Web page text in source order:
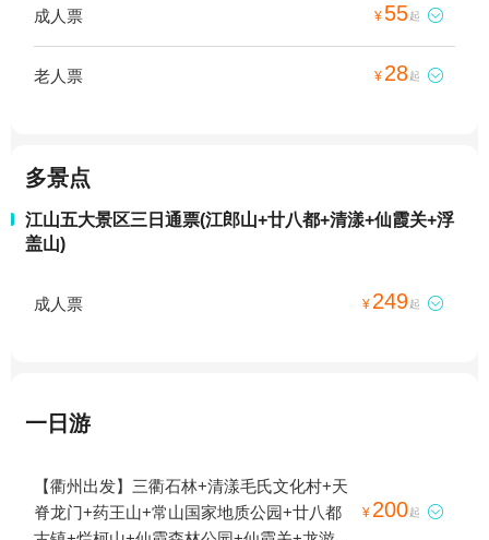
成人票 ¥ 55起 
老人票 ¥ 28起 
多景点
江山五大景区三日通票(江郎山+廿八都+清漾+仙霞关+浮
盖山)
成人票 ¥ 249起 
一日游
【衢州出发】三衢石林+清漾毛氏文化村+天
脊龙门+药王山+常山国家地质公园+廿八都
¥ 200起 